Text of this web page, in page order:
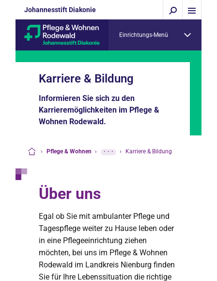
Johannesstift Diakonie
Einrichtungs-Menü
Karriere & Bildung
Informieren Sie sich zu den
Karrieremöglichkeiten im Pflege &
Wohnen Rodewald.
› Pflege & Wohnen › ··· › Karriere & Bildung
Über uns
Egal ob Sie mit ambulanter Pflege und
Tagespflege weiter zu Hause leben oder
in eine Pflegeeinrichtung ziehen
möchten, bei uns im Pflege & Wohnen
Rodewald im Landkreis Nienburg finden
Sie für Ihre Lebenssituation die richtige